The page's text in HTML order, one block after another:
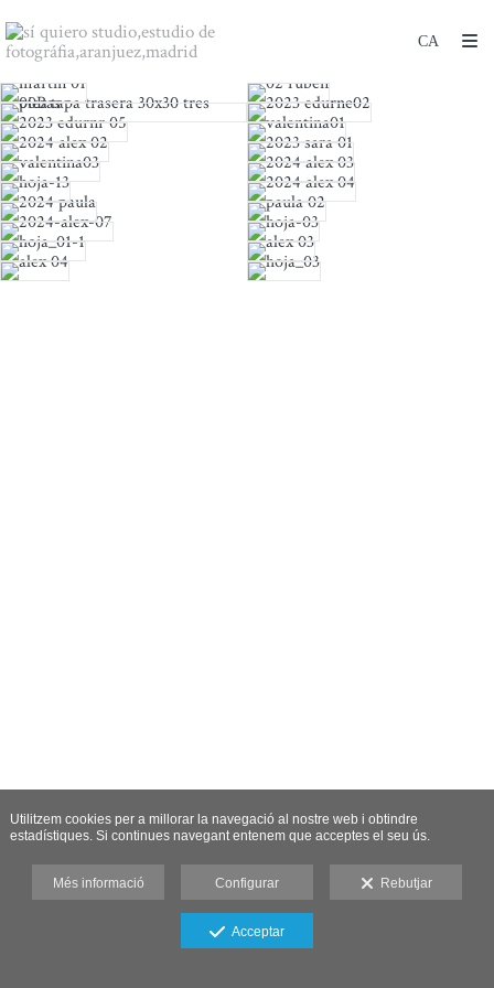
Utilitzem cookies per a millorar la navegació al nostre web i obtindre
estadístiques. Si continues navegant entenem que acceptes el seu ús.
Més informació Configurar Rebutjar
Acceptar